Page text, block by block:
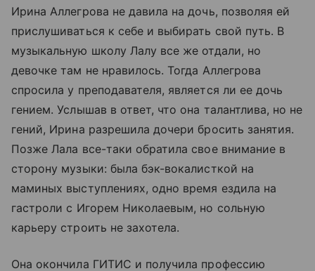
Ирина Аллегрова не давила на дочь, позволяя ей
прислушиваться к себе и выбирать свой путь. В
музыкальную школу Лалу все же отдали, но
девочке там не нравилось. Тогда Аллегрова
спросила у преподавателя, является ли ее дочь
гением. Услышав в ответ, что она талантлива, но не
гений, Ирина разрешила дочери бросить занятия.
Позже Лала все-таки обратила свое внимание в
сторону музыки: была бэк-вокалисткой на
маминых выступлениях, одно время ездила на
гастроли с Игорем Николаевым, но сольную
карьеру строить не захотела.
Она окончила ГИТИС и получила профессию